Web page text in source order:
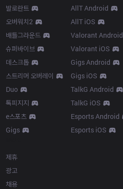
발로란트
오버워치2
배틀그라운드
슈퍼바이브
데스크톱
스트리머 오버레이
Duo
톡피지지
e스포츠
Gigs
AllT Android
AllT iOS
Valorant Android
Valorant iOS
Gigs Android
Gigs iOS
TalkG Android
TalkG iOS
Esports Android
Esports iOS
제휴
광고
채용